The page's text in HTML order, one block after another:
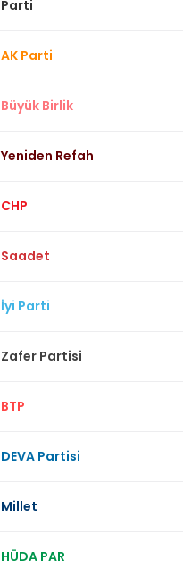
Parti
AK Parti
Büyük Birlik
Yeniden Refah
CHP
Saadet
İyi Parti
Zafer Partisi
BTP
DEVA Partisi
Millet
HÜDA PAR